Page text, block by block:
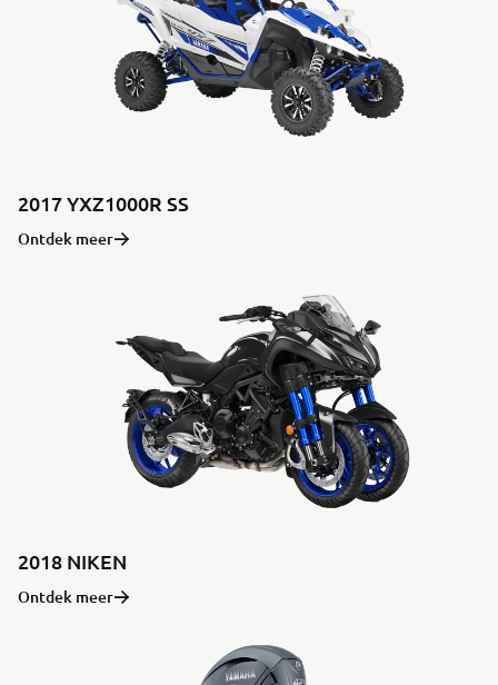
2017 YXZ1000R SS
Ontdek meer
2018 NIKEN
Ontdek meer